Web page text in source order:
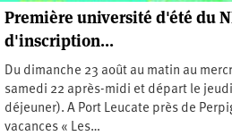
Première université d'été du
d'inscription...
Du dimanche 23 août au matin au
samedi 22 après-midi et départ le
déjeuner). A Port Leucate près de
vacances « Les…